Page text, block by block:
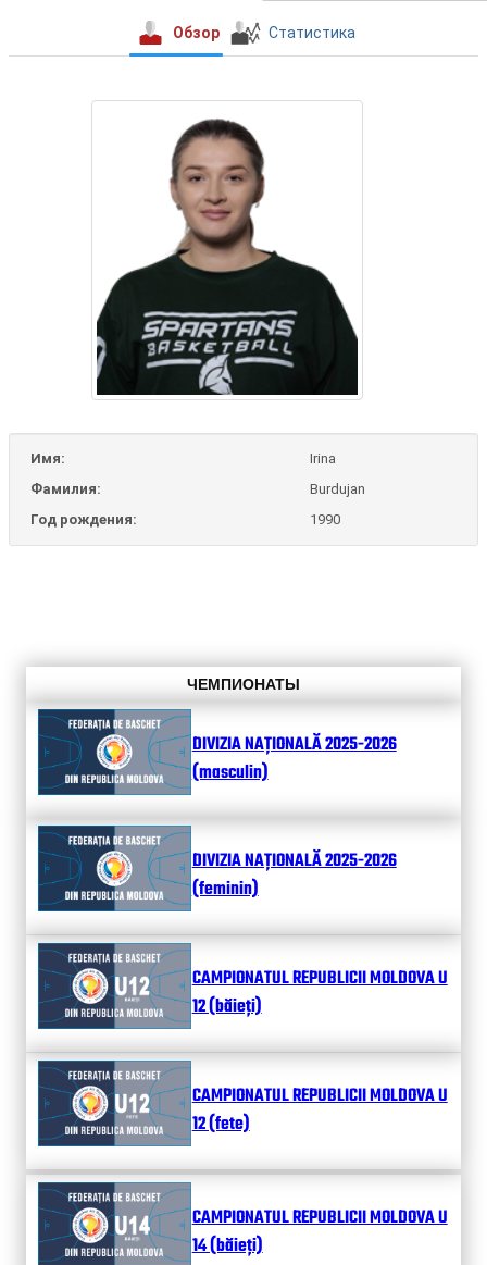
Обзор Статистика
Имя:
Irina
Фамилия:
Burdujan
Год рождения:
1990
ЧЕМПИОНАТЫ
DIVIZIA NAȚIONALĂ 2025-2026
(masculin)
DIVIZIA NAȚIONALĂ 2025-2026
(feminin)
CAMPIONATUL REPUBLICII MOLDOVA U
12 (băieți)
CAMPIONATUL REPUBLICII MOLDOVA U
12 (fete)
CAMPIONATUL REPUBLICII MOLDOVA U
14 (băieți)